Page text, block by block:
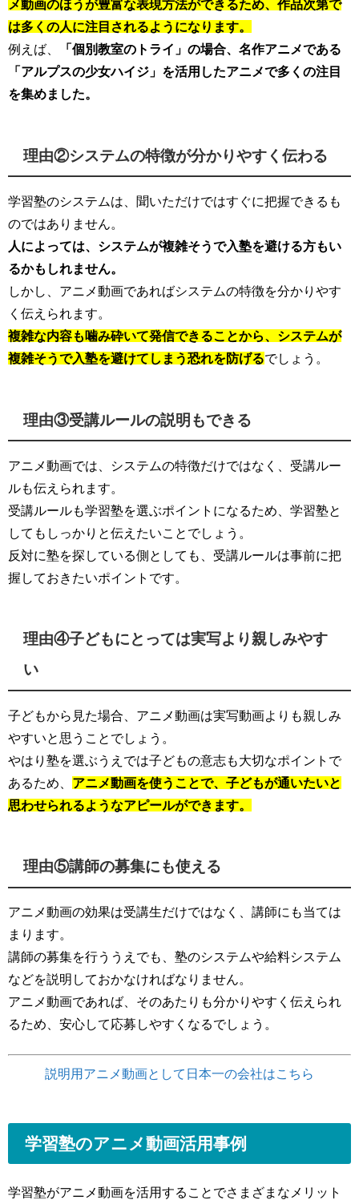
メ動画のほうが豊富な表現方法ができるため、作品次第で
は多くの人に注目されるようになります。
例えば、
「個別教室のトライ」の場合、名作アニメである
「アルプスの少女ハイジ」を活用したアニメで多くの注目
を集めました。
理由②システムの特徴が分かりやすく伝わる
学習塾のシステムは、聞いただけではすぐに把握できるも
のではありません。
人によっては、システムが複雑そうで入塾を避ける方もい
るかもしれません。
しかし、アニメ動画であればシステムの特徴を分かりやす
く伝えられます。
複雑な内容も噛み砕いて発信できることから、システムが
複雑そうで入塾を避けてしまう恐れを防げるでしょう。
理由③受講ルールの説明もできる
アニメ動画では、システムの特徴だけではなく、受講ルー
ルも伝えられます。
受講ルールも学習塾を選ぶポイントになるため、学習塾と
してもしっかりと伝えたいことでしょう。
反対に塾を探している側としても、受講ルールは事前に把
握しておきたいポイントです。
理由④子どもにとっては実写より親しみやす
い
子どもから見た場合、アニメ動画は実写動画よりも親しみ
やすいと思うことでしょう。
やはり塾を選ぶうえでは子どもの意志も大切なポイントで
あるため、 アニメ動画を使うことで、子どもが通いたいと
思わせられるようなアピールができます。
理由⑤講師の募集にも使える
アニメ動画の効果は受講生だけではなく、講師にも当ては
まります。
講師の募集を行ううえでも、塾のシステムや給料システム
などを説明しておかなければなりません。
アニメ動画であれば、そのあたりも分かりやすく伝えられ
るため、安心して応募しやすくなるでしょう。
説明用アニメ動画として日本一の会社はこちら
学習塾のアニメ動画活用事例
学習塾がアニメ動画を活用することでさまざまなメリット